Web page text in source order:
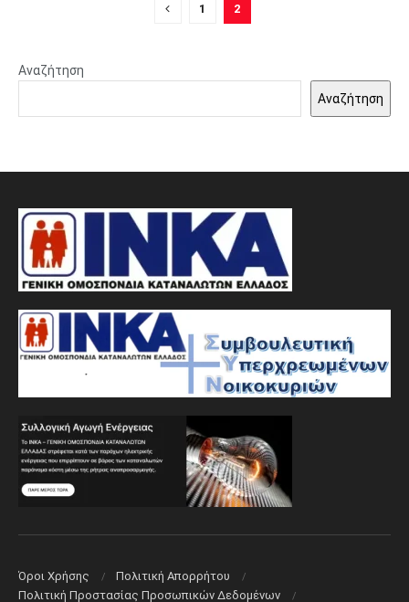
1 2
Αναζήτηση
Αναζήτηση
Όροι Χρήσης
Πολιτική Aπορρήτου
Πολιτική Προστασίας Προσωπικών Δεδομένων